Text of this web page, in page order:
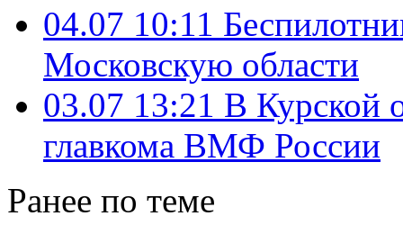
04.07 10:11
Московскую области
03.07 13:21 В Курской
главкома ВМФ России
Ранее по теме